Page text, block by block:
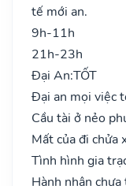
tế mới an.
9h-11h
21h-23h
Đại An:TỐT
Đại an mọi việc
Cầu tài ở nẻo
Mất của đi chửa
Tình hình gia
Hành nhân